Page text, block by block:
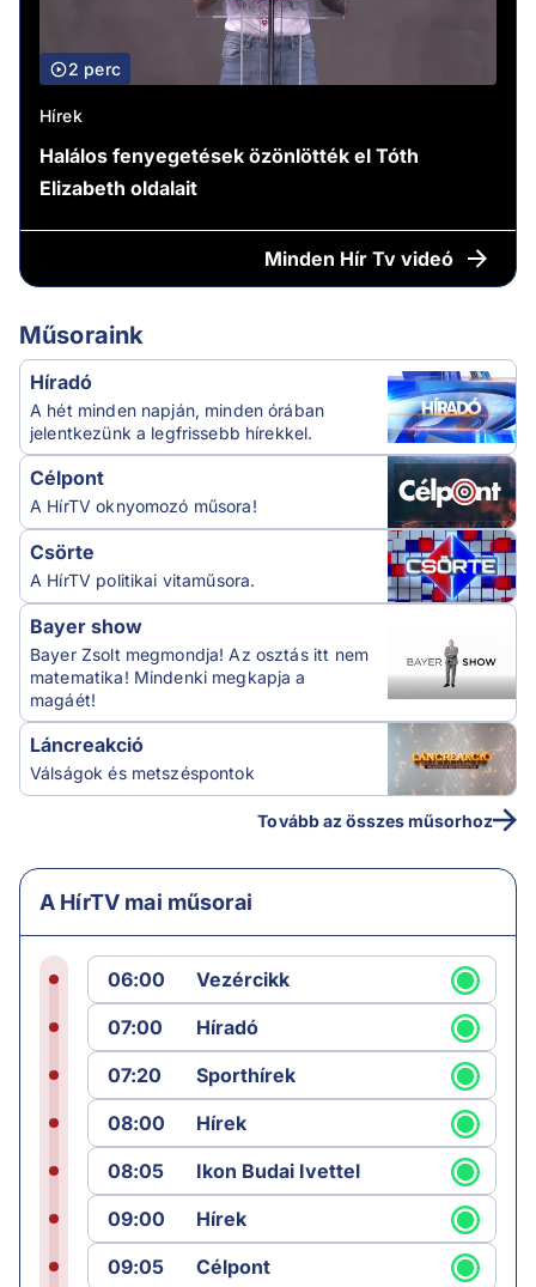
2 perc
Hírek
Halálos fenyegetések özönlötték el Tóth
Elizabeth oldalait
Minden Hír Tv videó
Műsoraink
Híradó
A hét minden napján, minden órában
jelentkezünk a legfrissebb hírekkel.
Célpont
A HírTV oknyomozó műsora!
Csörte
A HírTV politikai vitaműsora.
Bayer show
Bayer Zsolt megmondja! Az osztás itt nem
matematika! Mindenki megkapja a
magáét!
Láncreakció
Válságok és metszéspontok
Tovább az összes műsorhoz
A HírTV mai műsorai
06:00
Vezércikk
07:00
Híradó
07:20
Sporthírek
08:00
Hírek
08:05
Ikon Budai Ivettel
09:00
Hírek
09:05
Célpont